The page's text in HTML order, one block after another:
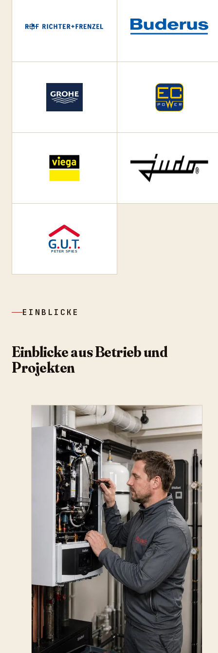
EINBLICKE
Einblicke aus Betrieb und
Projekten